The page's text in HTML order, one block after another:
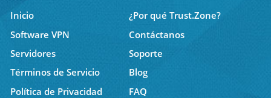
Inicio
¿Por qué Trust.Zone?
Software VPN
Contáctanos
Servidores
Soporte
Términos de Servicio
Blog
Política de Privacidad
FAQ